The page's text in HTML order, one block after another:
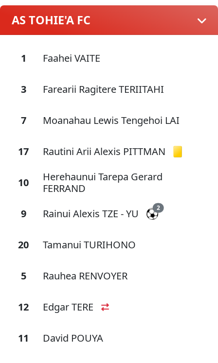
AS TOHIE'A FC
1 Faahei VAITE
3 Farearii Ragitere TERIITAHI
7 Moanahau Lewis Tengehoi LAI
17 Rautini Arii Alexis PITTMAN
10
Herehaunui Tarepa Gerard
FERRAND
9
Rainui Alexis TZE - YU 2
20 Tamanui TURIHONO
5 Rauhea RENVOYER
12 Edgar TERE
11 David POUYA